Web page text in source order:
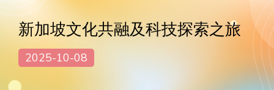
新加坡文化共融及科技探索之旅
2025-10-08